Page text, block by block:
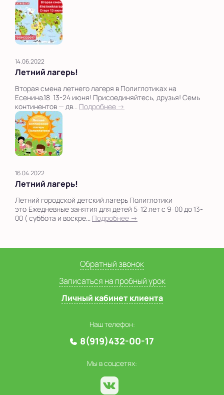
14.06.2022
Летний лагерь!
Вторая смена летнего лагеря в Полиглотиках на
Есенина.18 13-24 июня! Присоединяйтесь, друзья! Семь
континентов — дв... Подробнее →
16.04.2022
Летний лагерь!
Летний городской детский лагерь Полиглотики
это:Ежедневные занятия для детей 5-12 лет с 9-00 до 13-
00 ( суббота и воскре... Подробнее →
Обратный звонок
Записаться на пробный урок
Личный кабинет клиента
Наш телефон:
8(919)432-00-17
Мы в соцсетях: